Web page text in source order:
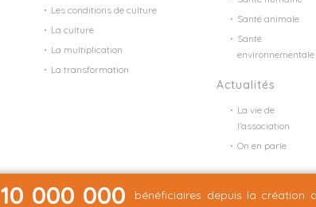
Les conditions de culture
La culture
La multiplication
La transformation
Santé animale
Santé
environnementale
Actualités
La vie de
l’association
On en parle
Mentions légales Plan
10 000 000 bénéficiaires depuis la création